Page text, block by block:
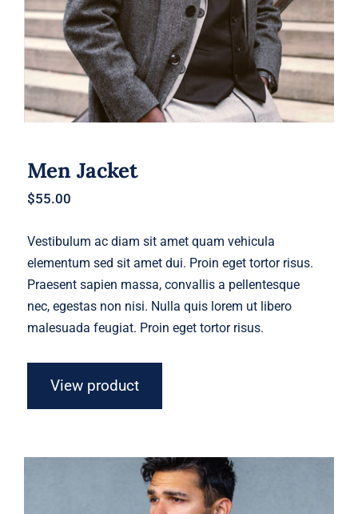
Men Jacket
$55.00
Vestibulum ac diam sit amet quam vehicula
elementum sed sit amet dui. Proin eget tortor risus.
Praesent sapien massa, convallis a pellentesque
nec, egestas non nisi. Nulla quis lorem ut libero
malesuada feugiat. Proin eget tortor risus.
View product